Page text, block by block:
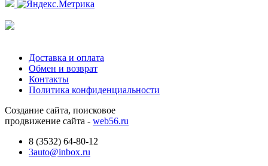
Доставка и оплата
Обмен и возврат
Контакты
Политика конфиденциальности
Создание сайта, поисковое
продвижение сайта - web56.ru
8 (3532) 64-80-12
3auto@inbox.ru